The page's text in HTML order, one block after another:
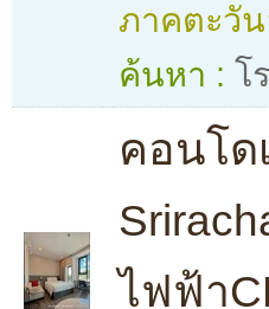
ภาคตะวั
ค้นหา : โ
คอนโด
ไฟฟ้า